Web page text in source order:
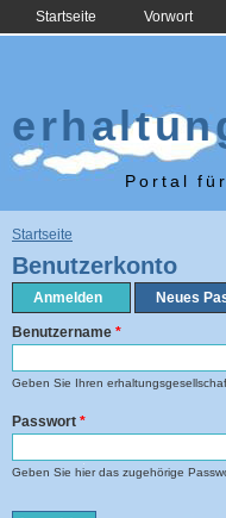
Startseite Vorwort
Portal
Sie sind hier
Startseite
Benutzerkonto
Haupt-Reiter
Anmelden (aktiver Reiter)
Neues
Benutzername *
Geben Sie Ihren
Passwort *
Geben Sie hier das zugehörige